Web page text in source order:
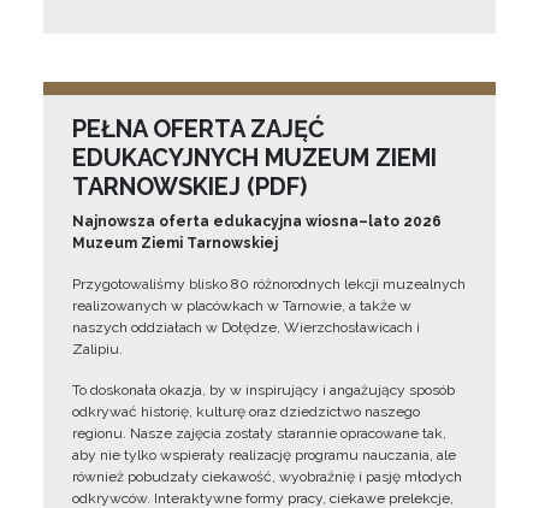
PEŁNA OFERTA ZAJĘĆ
EDUKACYJNYCH MUZEUM ZIEMI
TARNOWSKIEJ (PDF)
Najnowsza oferta edukacyjna wiosna–lato 2026
Muzeum Ziemi Tarnowskiej
Przygotowaliśmy blisko 80 różnorodnych lekcji muzealnych
realizowanych w placówkach w Tarnowie, a także w
naszych oddziałach w Dołędze, Wierzchosławicach i
Zalipiu.
To doskonała okazja, by w inspirujący i angażujący sposób
odkrywać historię, kulturę oraz dziedzictwo naszego
regionu. Nasze zajęcia zostały starannie opracowane tak,
aby nie tylko wspierały realizację programu nauczania, ale
również pobudzały ciekawość, wyobraźnię i pasję młodych
odkrywców. Interaktywne formy pracy, ciekawe prelekcje,